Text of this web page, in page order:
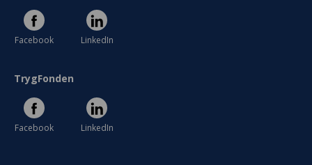
Facebook LinkedIn
TrygFonden
Facebook LinkedIn